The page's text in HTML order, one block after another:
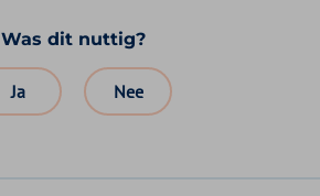
Was dit nuttig?
Ja Nee